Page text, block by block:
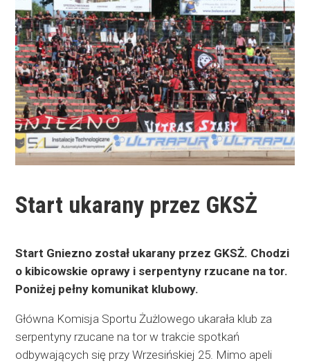
Start ukarany przez GKSŻ
Start Gniezno został ukarany przez GKSŻ. Chodzi
o kibicowskie oprawy i serpentyny rzucane na tor.
Poniżej pełny komunikat klubowy.
Główna Komisja Sportu Żużlowego ukarała klub za
serpentyny rzucane na tor w trakcie spotkań
odbywających się przy Wrzesińskiej 25. Mimo apeli